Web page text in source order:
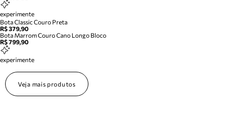
experimente
Bota Classic Couro Preta
R$ 379,90
Bota Marrom Couro Cano Longo Bloco
R$ 799,90
experimente
Veja mais produtos